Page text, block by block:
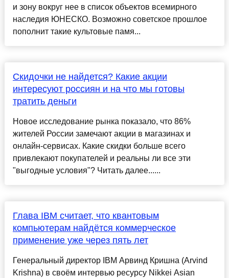
и зону вокруг нее в список объектов всемирного
наследия ЮНЕСКО. Возможно советское прошлое
пополнит такие культовые памя...
Скидочки не найдется? Какие акции
интересуют россиян и на что мы готовы
тратить деньги
Новое исследование рынка показало, что 86%
жителей России замечают акции в магазинах и
онлайн-сервисах. Какие скидки больше всего
привлекают покупателей и реальны ли все эти
"выгодные условия"? Читать далее......
Глава IBM считает, что квантовым
компьютерам найдётся коммерческое
применение уже через пять лет
Генеральный директор IBM Арвинд Кришна (Arvind
Krishna) в своём интервью ресурсу Nikkei Asian